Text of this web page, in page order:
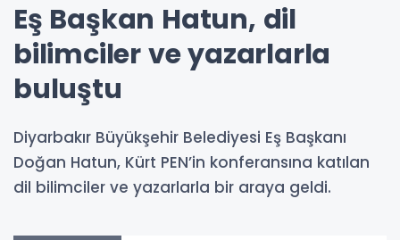
Eş Başkan Hatun, dil
bilimciler ve yazarlarla
buluştu
Diyarbakır Büyükşehir Belediyesi Eş Başkanı
Doğan Hatun, Kürt PEN’in konferansına katılan
dil bilimciler ve yazarlarla bir araya geldi.